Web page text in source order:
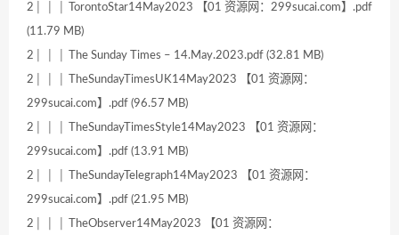
2│ │ │ TorontoStar14May2023 【01 资源网：299sucai.com】.pdf
(11.79 MB)
2│ │ │ The Sunday Times – 14.May.2023.pdf (32.81 MB)
2│ │ │ TheSundayTimesUK14May2023 【01 资源网：
299sucai.com】.pdf (96.57 MB)
2│ │ │ TheSundayTimesStyle14May2023 【01 资源网：
299sucai.com】.pdf (13.91 MB)
2│ │ │ TheSundayTelegraph14May2023 【01 资源网：
299sucai.com】.pdf (21.95 MB)
2│ │ │ TheObserver14May2023 【01 资源网：